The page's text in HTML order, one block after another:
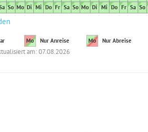
So Mo Di Mi Do Fr Sa So Mo Di Mi Do Fr Sa So
Mo Nur Anreise Mo Nur Abreise
am: 07.08.2026